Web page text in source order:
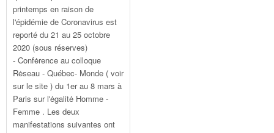
printemps en raison de
l'épidémie de Coronavirus est
reporté du 21 au 25 octobre
2020 (sous réserves)
- Confėrence au colloque
Rėseau - Québec- Monde ( voir
sur le site ) du 1er au 8 mars à
Paris sur l'ėgalitė Homme -
Femme . Les deux
manifestations suivantes ont